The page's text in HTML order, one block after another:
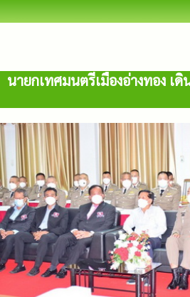
นายกเทศมนตรีเมืองอ่างทอง เ